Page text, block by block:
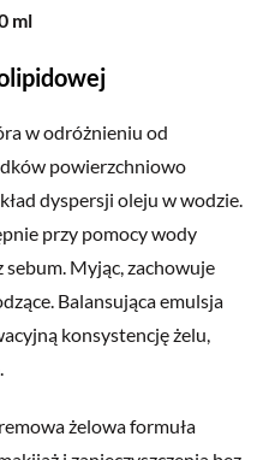
ml
w odróżnieniu od
powierzchniowo
dyspersji oleju w wodzie.
przy pomocy wody
sebum. Myjąc, zachowuje
Balansująca emulsja
konsystencję żelu,
żelowa formuła